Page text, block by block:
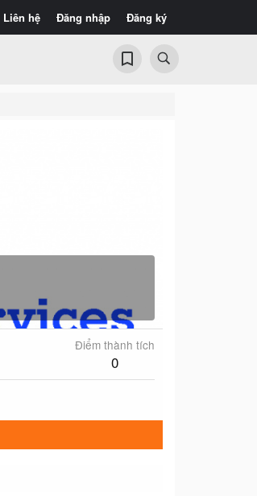
Liên hệ Đăng nhập Đăng ký
Điểm thành tích
0